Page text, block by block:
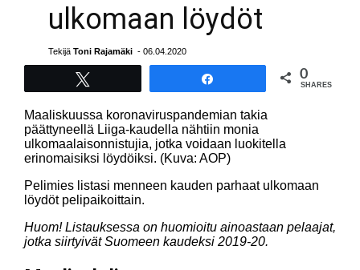
ulkomaan löydöt
Tekijä Toni Rajamäki - 06.04.2020
0
SHARES
Maaliskuussa koronaviruspandemian takia
päättyneellä Liiga-kaudella nähtiin monia
ulkomaalaisonnistujia, jotka voidaan luokitella
erinomaisiksi löydöiksi. (Kuva: AOP)
Pelimies listasi menneen kauden parhaat ulkomaan
löydöt pelipaikoittain.
Huom! Listauksessa on huomioitu ainoastaan pelaajat,
jotka siirtyivät Suomeen kaudeksi 2019-20.